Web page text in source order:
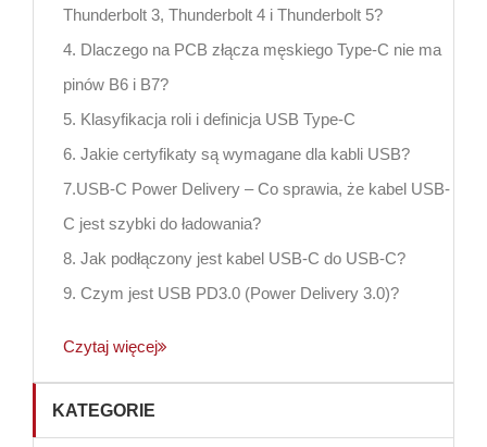
Thunderbolt 3, Thunderbolt 4 i Thunderbolt 5?
4. Dlaczego na PCB złącza męskiego Type-C nie ma
pinów B6 i B7?
5. Klasyfikacja roli i definicja USB Type-C
6. Jakie certyfikaty są wymagane dla kabli USB?
7.USB-C Power Delivery – Co sprawia, że kabel USB-
C jest szybki do ładowania?
8. Jak podłączony jest kabel USB-C do USB-C?
9. Czym jest USB PD3.0 (Power Delivery 3.0)?
Czytaj więcej
KATEGORIE